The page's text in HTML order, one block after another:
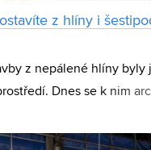
z hlíny i
z nepálené hlíny byly
Dnes se k nim